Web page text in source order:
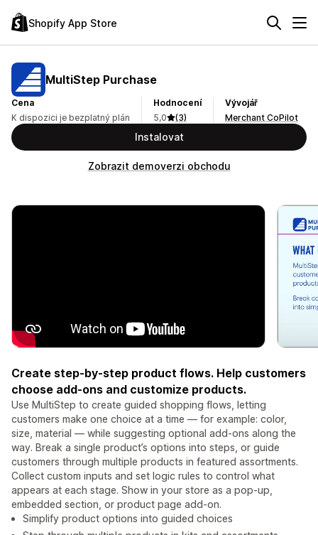
Shopify App Store
MultiStep Purchase
Cena
K dispozici je bezplatný plán
Hodnocení
5,0
(3)
Vývojář
Merchant CoPilot
Instalovat
Zobrazit demoverzi obchodu
Create step-by-step product flows. Help customers
choose add-ons and customize products.
Use MultiStep to create guided shopping flows, letting
customers make one choice at a time — for example: color,
size, material — while suggesting optional add-ons along the
way. Break a single product’s options into steps, or guide
customers through multiple products in featured assortments.
Collect custom inputs and set logic rules to control what
appears at each stage. Show in your store as a pop-up,
embedded section, or product page add-on.
Simplify product options into guided choices